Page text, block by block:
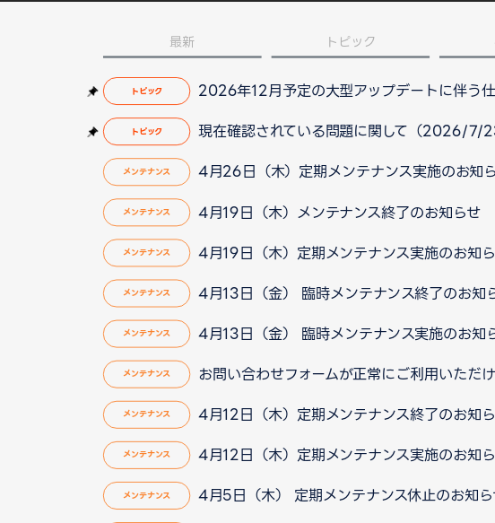
最新 トピック
トピック 2026年12月予定の大型アップデートに伴う
トピック 現在確認されている問題に関して（2026/7/
メンテナンス 4月26日（木）定期メンテナンス実施のお知
メンテナンス 4月19日（木）メンテナンス終了のお知らせ
メンテナンス 4月19日（木）定期メンテナンス実施のお知
メンテナンス 4月13日（金） 臨時メンテナンス終了のお知
メンテナンス 4月13日（金） 臨時メンテナンス実施のお知
メンテナンス お問い合わせフォームが正常にご利用いただ
メンテナンス 4月12日（木）定期メンテナンス終了のお知
メンテナンス 4月12日（木）定期メンテナンス実施のお知
メンテナンス 4月5日（木） 定期メンテナンス休止のお知